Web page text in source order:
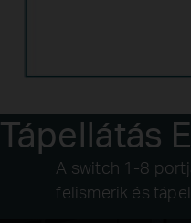
Tápellátás
A switch 1-8
felismerik és